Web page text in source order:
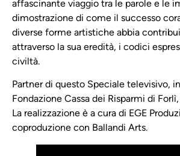
affascinante viaggio tra le parole e le
dimostrazione di come il successo
diverse forme artistiche abbia
attraverso la sua eredità, i codici
civiltà.
Partner di questo Speciale televisivo,
Fondazione Cassa dei Risparmi di
La realizzazione è a cura di EGE
coproduzione con Ballandi Arts.